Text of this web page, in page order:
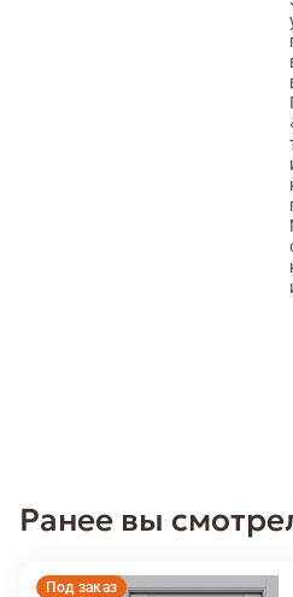
Ранее вы
Под заказ